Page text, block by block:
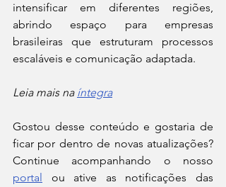
intensificar em diferentes regiões,
abrindo espaço para empresas
brasileiras que estruturam processos
escaláveis e comunicação adaptada.
Leia mais na íntegra
Gostou desse conteúdo e gostaria de
ficar por dentro de novas atualizações?
portal
ou ative as notificações das